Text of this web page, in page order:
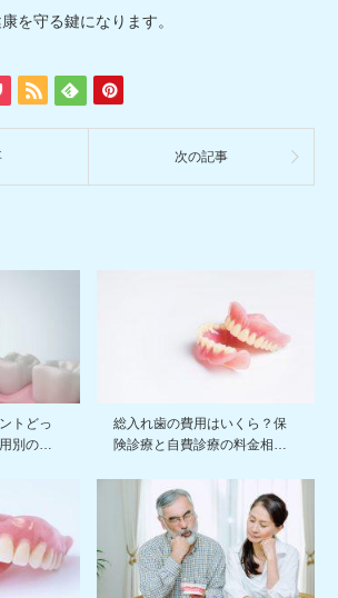
を守る鍵になります。
次の記事
トどっ
別の…
総入れ歯の費用はいくら？保
険診療と自費診療の料金相…